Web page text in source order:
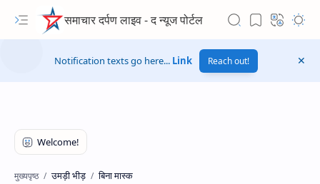
समाचार दर्पण लाइव - द न्यूज पोर्टल
Notification texts go here... Link Reach out!
मुख्यपृष्ठ उमड़ी भीड़ बिना मास्क